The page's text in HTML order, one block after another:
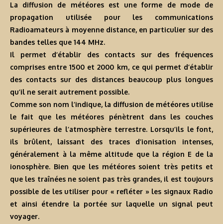
La diffusion de météores est une forme de mode de
propagation utilisée pour les communications
Radioamateurs à moyenne distance, en particulier sur des
bandes telles que 144 MHz.
Il permet d’établir des contacts sur des fréquences
comprises entre 1500 et 2000 km, ce qui permet d’établir
des contacts sur des distances beaucoup plus longues
qu’il ne serait autrement possible.
Comme son nom l’indique, la diffusion de météores utilise
le fait que les météores pénètrent dans les couches
supérieures de l’atmosphère terrestre. Lorsqu’ils le font,
ils brûlent, laissant des traces d’ionisation intenses,
généralement à la même altitude que la région E de la
ionosphère. Bien que les météores soient très petits et
que les traînées ne soient pas très grandes, il est toujours
possible de les utiliser pour « refléter » les signaux Radio
et ainsi étendre la portée sur laquelle un signal peut
voyager.